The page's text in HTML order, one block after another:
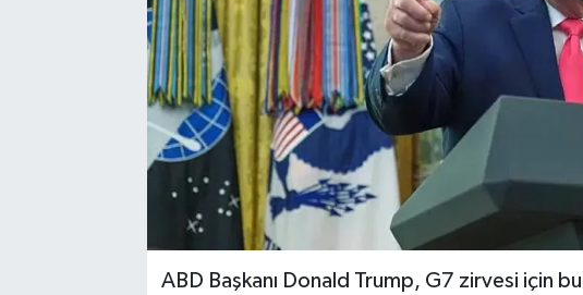
ABD Başkanı Donald Trump, G7 zirvesi için